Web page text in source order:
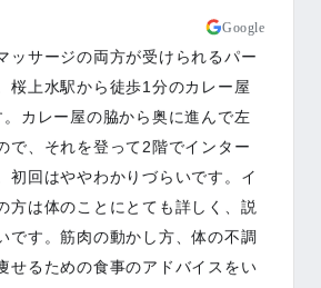
で、それを登って2階でインター
初回はややわかりづらいです。イ
方は体のことにとても詳しく、説
です。筋肉の動かし方、体の不調
せるための食事のアドバイスをい
重減少し、体も整って来ました。
も両方受けたい、体が固くて普通
できなかったという人にお勧めし